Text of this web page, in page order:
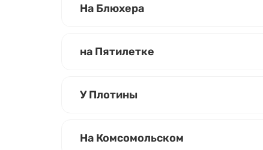
На Блюхера
на Пятилетке
У Плотины
На Комсомольском